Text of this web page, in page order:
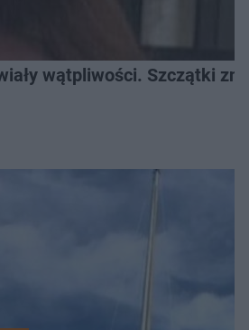
wątpliwości. Szczątki